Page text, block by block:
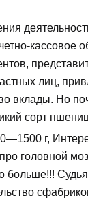
кассовое
лиц,
вклады. Но
сорт
г,
головной
больше!!!